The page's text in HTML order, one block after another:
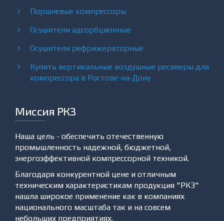
Поршневые компрессоры
Осушители адсорбционные
Осушители рефрижераторные
Купить вертикальные воздушные ресиверы для
компрессора в Ростове-на-Дону
Миссия РКЗ
Наша цель - обеспечить отечественную
промышленность надежной, бюджетной,
энергоэффективной компрессорной техникой.
Благодаря конкурентной цене и отличным
техническим характеристикам продукция "РКЗ"
нашла широкое применение как в компаниях
национального масштаба так и на совсем
небольших предприятиях.